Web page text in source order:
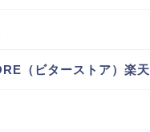
（ビターストア）楽天